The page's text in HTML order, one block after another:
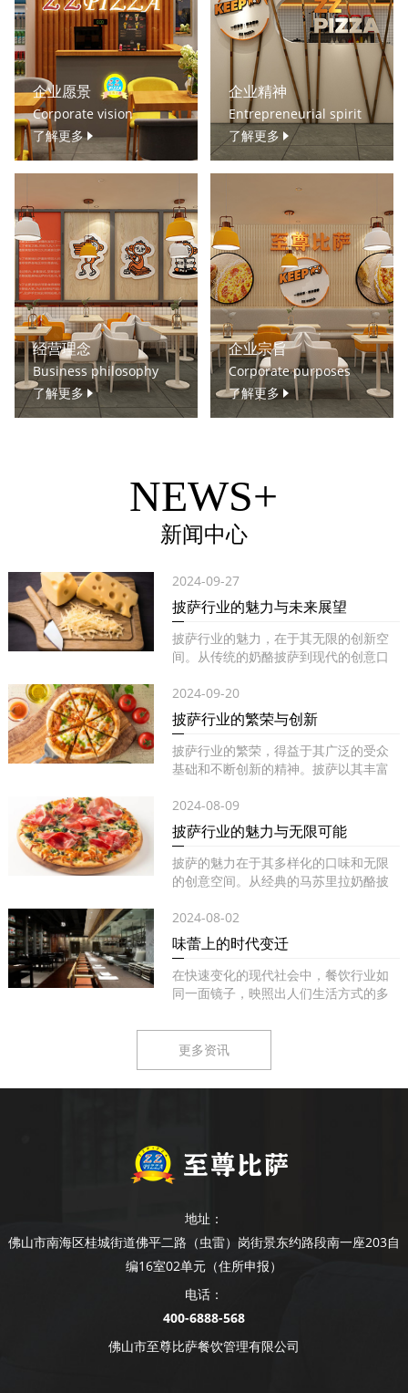
企业愿景
Corporate vision
了解更多
企业精神
Entrepreneurial spirit
了解更多
经营理念
Business philosophy
了解更多
企业宗旨
Corporate purposes
了解更多
NEWS+
新闻中心
2024-09-27
披萨行业的魅力与未来展望
披萨行业的魅力，在于其无限的创新空
间。从传统的奶酪披萨到现代的创意口
2024-09-20
披萨行业的繁荣与创新
披萨行业的繁荣，得益于其广泛的受众
基础和不断创新的精神。披萨以其丰富
2024-08-09
披萨行业的魅力与无限可能
披萨的魅力在于其多样化的口味和无限
的创意空间。从经典的马苏里拉奶酪披
2024-08-02
味蕾上的时代变迁
在快速变化的现代社会中，餐饮行业如
同一面镜子，映照出人们生活方式的多
更多资讯
地址：
佛山市南海区桂城街道佛平二路（虫雷）岗街景东约路段南一座203自
编16室02单元（住所申报）
电话：
400-6888-568
佛山市至尊比萨餐饮管理有限公司